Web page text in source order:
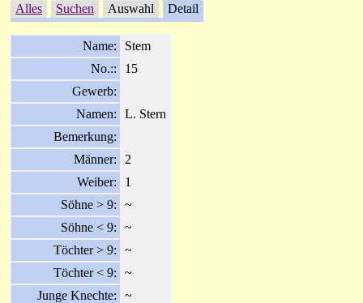
Alles Suchen Auswahl Detail
Name:
Stem
No.::
15
Gewerb:
Namen:
L. Stern
Bemerkung:
Männer:
2
Weiber:
1
Söhne > 9:
~
Söhne < 9:
~
Töchter > 9:
~
Töchter < 9:
~
Junge Knechte:
~